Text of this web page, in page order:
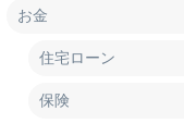
お金
住宅ローン
保険